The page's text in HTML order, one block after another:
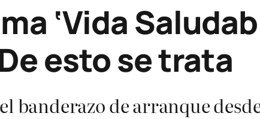
‘Vida
esto se trata
banderazo de arranque